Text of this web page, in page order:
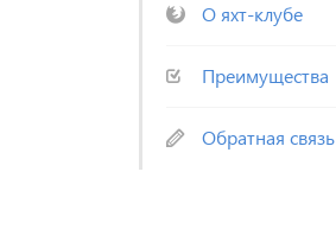
О яхт-клубе
Преимущества
Обратная связь